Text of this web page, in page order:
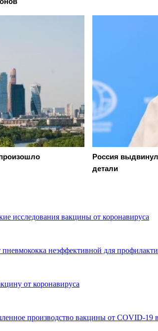
Россия
детали
исследования вакцины от коронавируса
неэффективной для
от коронавируса
производство вакцины от COVID-19